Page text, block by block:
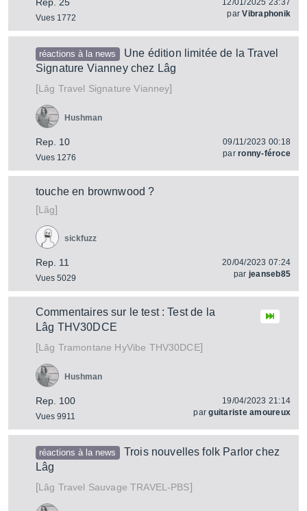
Vues 1772
12/01/2025 23:37
parVibraphonik
réactions à la news
Une édition limitée de la Travel
Signature Vianney chez Lâg
[Lâg Travel Signature Vianney]
Rep. 10
Vues 1276
Hushman
09/11/2023 00:18
parronny-féroce
touche en brownwood ?
[Lâg]
Rep. 11
Vues 5029
sickfuzz
20/04/2023 07:24
par jeanseb85
Commentaires sur le test : Test de la
Lâg THV30DCE
[Lâg Tramontane HyVibe THV30DCE]
Rep. 100
Vues 9911
Hushman
19/04/2023 21:14
parguitariste amoureux
réactions à la news
Trois nouvelles folk Parlor chez
Lâg
[Lâg Travel Sauvage TRAVEL-PBS]